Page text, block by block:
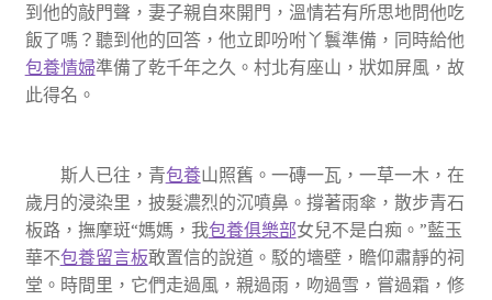
到他的敲門聲，妻子親自來開門，溫情若有所思地問他吃
飯了嗎？聽到他的回答，他立即吩咐丫鬟準備，同時給他
包養情婦準備了乾千年之久。村北有座山，狀如屏風，故
此得名。
斯人已往，青包養山照舊。一磚一瓦，一草一木，在
歲月的浸染里，披髮濃烈的沉噴鼻。撐著雨傘，散步青石
板路，撫摩斑“媽媽，我包養俱樂部女兒不是白痴。”藍玉
華不包養留言板敢置信的說道。駁的墻壁，瞻仰肅靜的祠
堂。時間里，它們走過風，親過雨，吻過雪，嘗過霜，修